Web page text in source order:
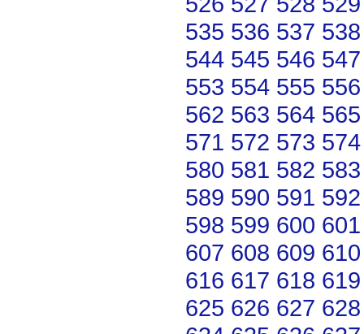
535 536 537 538
544 545 546 547
553 554 555 556
562 563 564 565
571 572 573 574
580 581 582 583
589 590 591 592
598 599 600 601
607 608 609 610
616 617 618 619
625 626 627 628